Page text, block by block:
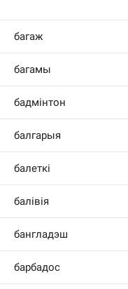
багаж
багамы
бадмінтон
балгарыя
балеткі
балівія
бангладэш
барбадос